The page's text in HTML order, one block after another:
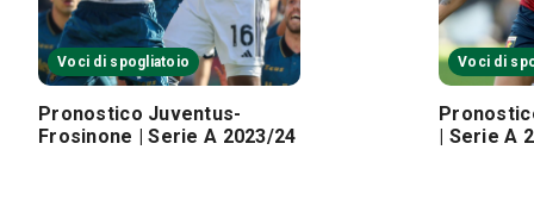
Voci di spogliatoio
Pronostico Juventus-
Frosinone | Serie A 2023/24
Voci di
| Serie A